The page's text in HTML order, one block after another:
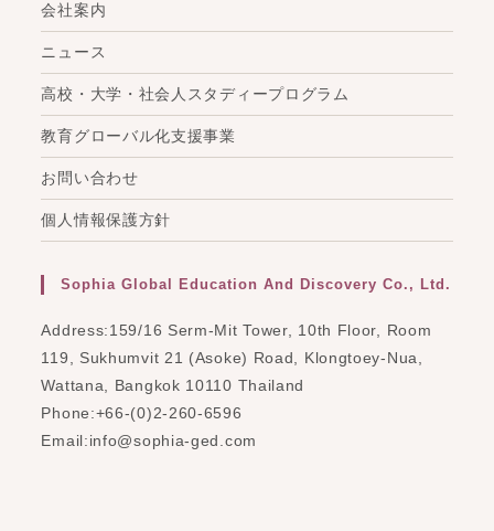
会社案内
ニュース
高校・大学・社会人スタディープログラム
教育グローバル化支援事業
お問い合わせ
個人情報保護方針
Sophia Global Education And Discovery Co., Ltd.
Address:159/16 Serm-Mit Tower, 10th Floor, Room
119, Sukhumvit 21 (Asoke) Road, Klongtoey-Nua,
Wattana, Bangkok 10110 Thailand
Phone:+66-(0)2-260-6596
Email:info@sophia-ged.com